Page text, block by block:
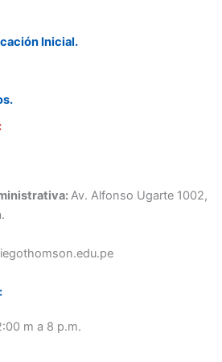
Inicial.
Av. Alfonso Ugarte 1002,
m a 8 p.m.